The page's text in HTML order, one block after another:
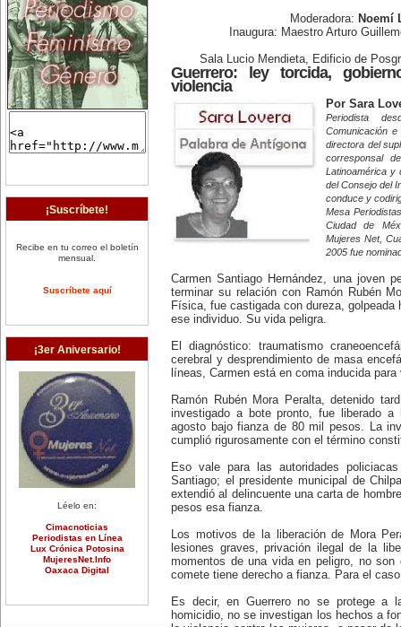
¡Suscríbete!
Recibe en tu correo el boletín
mensual.
Suscríbete aquí
¡3er Aniversario!
Léelo en:
Cimacnoticias
Periodistas en Línea
Lux Crónica Potosina
MujeresNet.Info
Oaxaca Digital
Moderadora: Noemí
Inaugura: Maestro Arturo
Sala Lucio Mendieta, Edificio de
Guerrero: ley torcida,
violencia
Por Sara
Periodista
Comunicación
directora del
corresponsal
Latinoamérica y
del Consejo del
conduce y
Mesa
Ciudad de
Mujeres Net,
2005 fue
Carmen Santiago Hernández, una joven
terminar su relación con Ramón Rubén
Física, fue castigada con dureza,
ese individuo. Su vida peligra.
El diagnóstico: traumatismo
cerebral y desprendimiento de masa
líneas, Carmen está en coma inducida
Ramón Rubén Mora Peralta, detenido
investigado a bote pronto, fue liberado
agosto bajo fianza de 80 mil pesos. La
cumplió rigurosamente con el término
Eso vale para las autoridades
Santiago; el presidente municipal de
extendió al delincuente una carta de
pesos esa fianza.
Los motivos de la liberación de Mora
lesiones graves, privación ilegal de la
momentos de una vida en peligro, no
comete tiene derecho a fianza. Para el
Es decir, en Guerrero no se protege a
homicidio, no se investigan los hechos a